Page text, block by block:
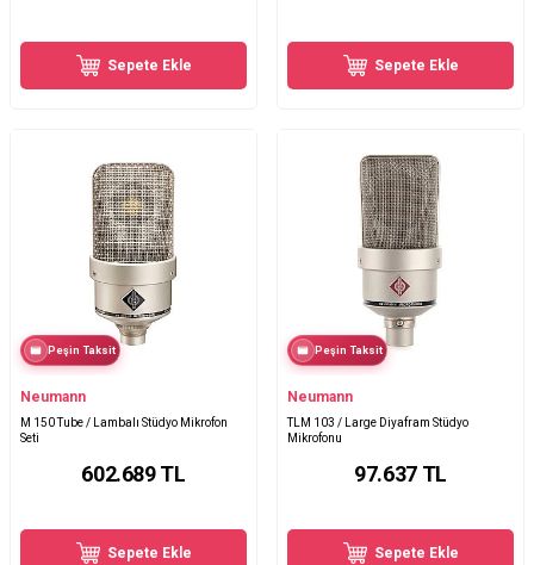
Sepete Ekle Sepete Ekle
Peşin Taksit
Neumann
M 150 Tube / Lambalı Stüdyo Mikrofon
Seti
602.689TL
Sepete Ekle
Peşin Taksit
Neumann
TLM 103 / Large Diyafram Stüdyo
Mikrofonu
97.637TL
Sepete Ekle